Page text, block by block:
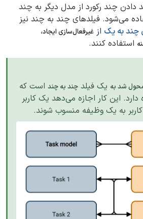
دادن چند رکورد از مدل دیگر به چند
می‌شود. فیلدهای چند به چند نیز
چند به یک از غیرفعال‌سازی ایجاد،
استفاده کنند.
شد به یک فیلد چند به چند است که
دارد. این کار اجازه می‌دهد یک کاربر
کاربر به یک وظیفه منسوب شوند.